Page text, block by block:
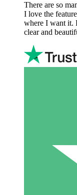
There are so
I love the
where I want it.
clear and